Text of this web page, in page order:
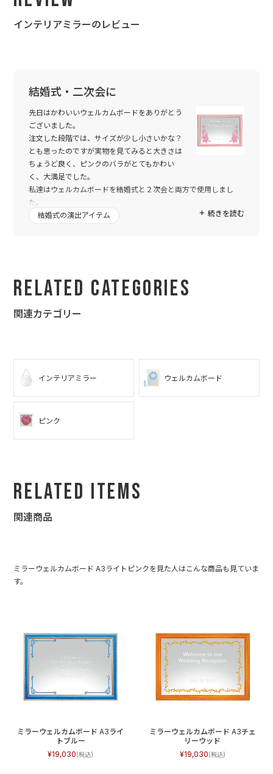
インテリアミラーのレビュー
結婚式・二次会に
先日はかわいいウェルカムボードをありがとう
ございました。
注文した段階では、サイズが少し小さいかな？
とも思ったのですが実物を見てみると大きさは
ちょうど良く、ピンクのバラがとてもかわい
く、大満足でした。
私達はウェルカムボードを結婚式と２次会と両方で使用しまし
た。
出席してくれた友人たちの間でも、とても好評でした。みんな
欲を言えば、お値段がもう少し安ければ... 15,000円位だったら、
もっともっと注文が殺到するかも...
続きを読む
結婚式の演出アイテム
Related Categories
関連カテゴリー
インテリアミラー ウェルカムボード
ピンク
Related Items
関連商品
ミラーウェルカムボード A3ライトピンクを見た人はこんな商品も見ていま
す。
ミラーウェルカムボード A3ライ
トブルー
19,030
ミラーウェルカムボード A3チェ
リーウッド
19,030